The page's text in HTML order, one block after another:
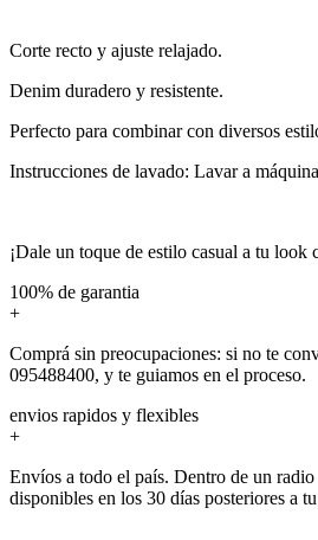
Corte recto y ajuste relajado.
Denim duradero y resistente.
Perfecto para combinar con diversos
Instrucciones de lavado: Lavar a
¡Dale un toque de estilo casual a tu look
100% de garantia
+
Comprá sin preocupaciones: si no te
095488400, y te guiamos en el proceso.
envios rapidos y flexibles
+
Envíos a todo el país. Dentro de un
disponibles en los 30 días posteriores a